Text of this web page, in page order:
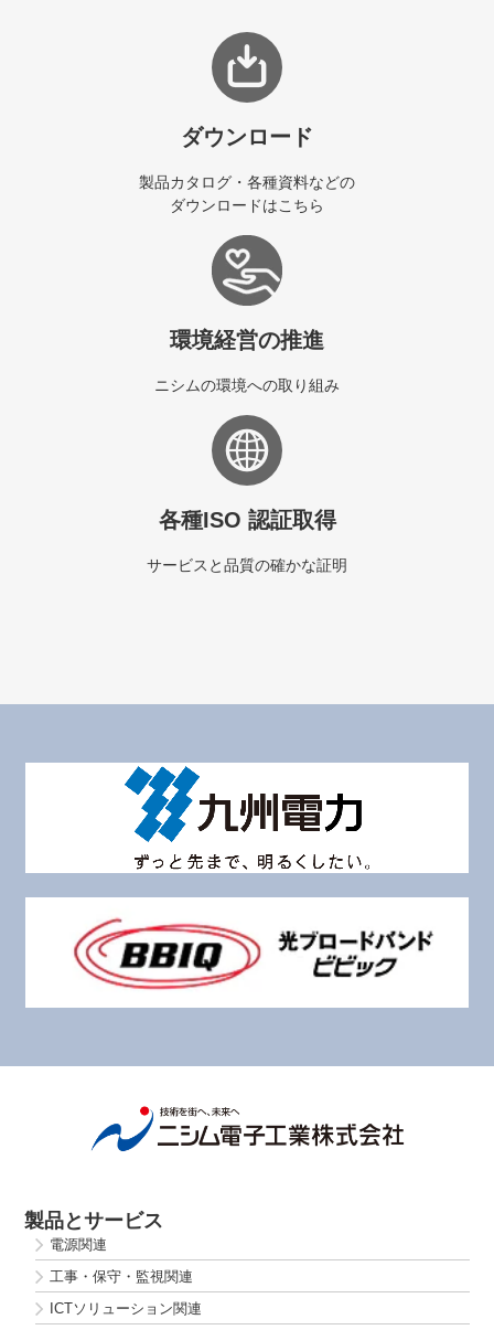
ダウンロード
製品カタログ・各種資料などの
ダウンロードはこちら
環境経営の推進
ニシムの環境への取り組み
各種ISO 認証取得
サービスと品質の確かな証明
製品とサービス
電源関連
工事・保守・監視関連
ICTソリューション関連